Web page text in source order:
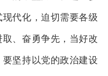
代化，迫切需要各级
、奋勇争先，当好改
坚持以党的政治建设